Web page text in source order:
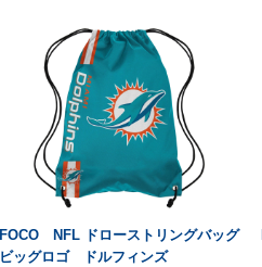
FOCO NFL ドローストリングバッグ
ビッグロゴ ドルフィンズ